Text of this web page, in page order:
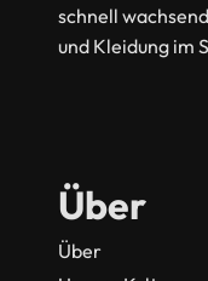
schnell
und Kleidung im
Über
Über